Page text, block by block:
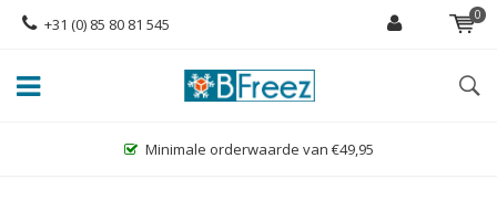
+31 (0) 85 80 81 545 0
Minimale orderwaarde van €49,95